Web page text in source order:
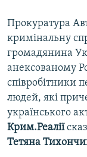
Прокуратура
кримінальну
громадянина
анексованому
співробітники
людей, які
українського
Крим.Реалії
Тетяна